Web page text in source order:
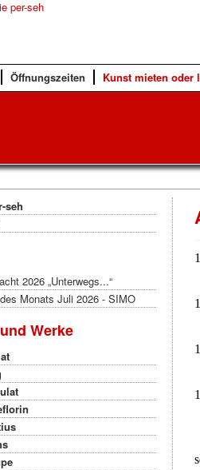
Öffnungszeiten Kunst mieten oder
seh
2026 „Unterwegs...“
Monats Juli 2026 - SIMO
Werke